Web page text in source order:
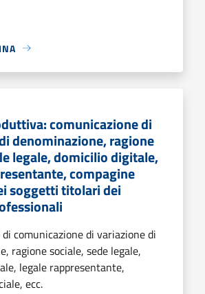
comunicazione di
denominazione, ragione
legale, domicilio digitale,
compagine
soggetti titolari dei
comunicazione di variazione di
ragione sociale, sede legale,
legale rappresentante,
ecc.